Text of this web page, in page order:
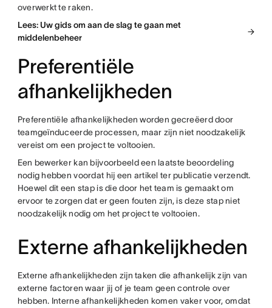
overwerkt te raken.
Lees: Uw gids om aan de slag te gaan met
middelenbeheer
Preferentiële
afhankelijkheden
Preferentiële afhankelijkheden worden gecreëerd door
teamgeïnduceerde processen, maar zijn niet noodzakelijk
vereist om een project te voltooien.
Een bewerker kan bijvoorbeeld een laatste beoordeling
nodig hebben voordat hij een artikel ter publicatie verzendt.
Hoewel dit een stap is die door het team is gemaakt om
ervoor te zorgen dat er geen fouten zijn, is deze stap niet
noodzakelijk nodig om het project te voltooien.
​​Externe afhankelijkheden
Externe afhankelijkheden zijn taken die afhankelijk zijn van
externe factoren waar jij of je team geen controle over
hebben. Interne afhankelijkheden komen vaker voor, omdat